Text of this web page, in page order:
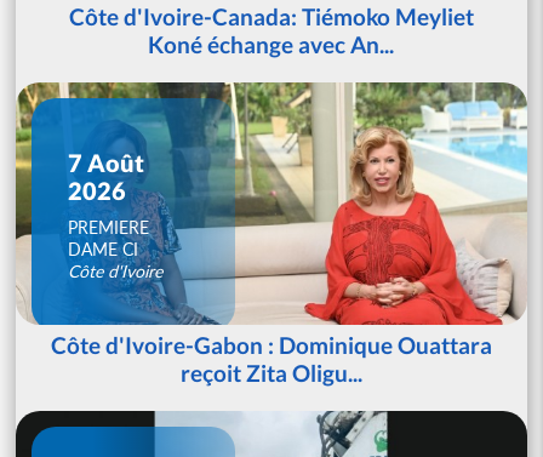
Côte d'Ivoire-Canada: Tiémoko Meyliet
Koné échange avec An...
7 Août
2026
PREMIERE
DAME CI
Côte d'Ivoire
Côte d'Ivoire-Gabon : Dominique Ouattara
reçoit Zita Oligu...